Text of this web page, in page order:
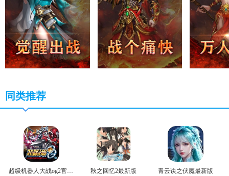
同类推荐
超级机器人大战og2官方版 秋之回忆2最新版 青云诀之伏魔最新版